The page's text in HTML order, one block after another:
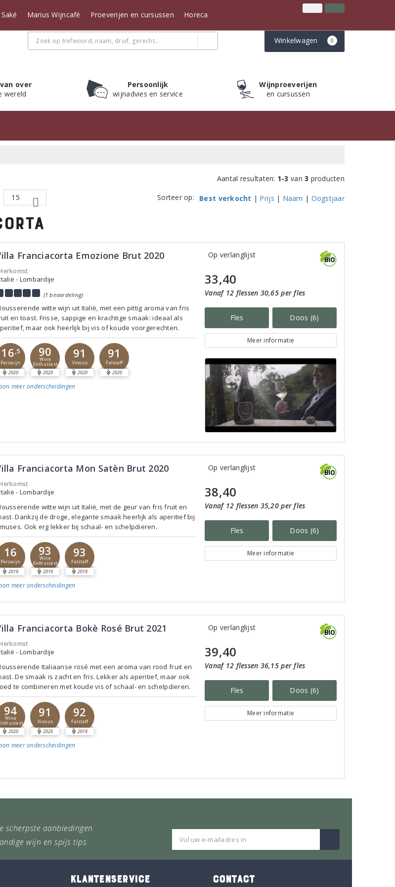
Klantenservice
Winkelwagen 0
over
wereld
Persoonlijk
wijnadvies en service
Wijnproeverijen
en cursussen
Saké Marius Wijncafé Proeverijen en cursussen Horeca
Aantal resultaten: 1-3 van3 producten
Sorteer op: Best verkocht | Prijs | Naam | Oogstjaar
Franciacorta Emozione Brut 2020
- Lombardije
(1 beoordeling)
witte wijn uit Italië, met een pittig aroma van fris
en toast. Frisse, sappige en krachtige smaak: ideaal als
maar ook heerlijk bij vis of koude voorgerechten.
16,5
Perswijn
2020
90
Wine
Enthusiast
2020
91
Vinous
2020
91
Falstaff
2020
meeronderscheidingen
Op verlanglijst
33,40
Vanaf 12 flessen 30,65 per fles
Fles Doos (6)
Meer informatie
Franciacorta Mon Satèn Brut 2020
- Lombardije
witte wijn uit Italië, met de geur van fris fruit en
Dankzij de droge, elegante smaak heerlijk als aperitief bij
Ook erg lekker bij schaal- en schelpdieren.
16
Perswijn
2019
93
Wine
Enthusiast
2019
93
Falstaff
2019
meeronderscheidingen
Op verlanglijst
38,40
Vanaf 12 flessen 35,20 per fles
Fles Doos (6)
Meer informatie
Franciacorta Bokè Rosé Brut 2021
- Lombardije
Italiaanse rosé met een aroma van rood fruit en
De smaak is zacht en fris. Lekker als aperitief, maar ook
te combineren met koude vis of schaal- en schelpdieren.
94
Wine
Enthusiast
2020
91
Vinous
2020
92
Falstaff
2019
meeronderscheidingen
Op verlanglijst
39,40
Vanaf 12 flessen 36,15 per fles
Fles Doos (6)
Meer informatie
scherpste aanbiedingen
wijn en spijs tips
KLANTENSERVICE CONTACT